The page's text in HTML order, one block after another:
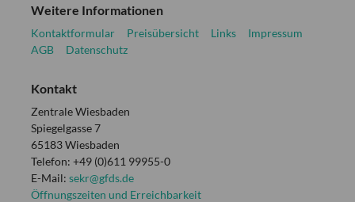
Weitere Informationen
Kontaktformular Preisübersicht Links
Impressum
AGB
Datenschutz
Kontakt
Zentrale Wiesbaden
Spiegelgasse 7
65183 Wiesbaden
Telefon: +49 (0)611 99955-0
E-Mail: sekr@gfds.de
Öffnungszeiten und Erreichbarkeit